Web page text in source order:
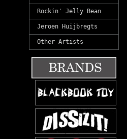
Rockin' Jelly Bean
Jeroen Huijbregts
Other Artists